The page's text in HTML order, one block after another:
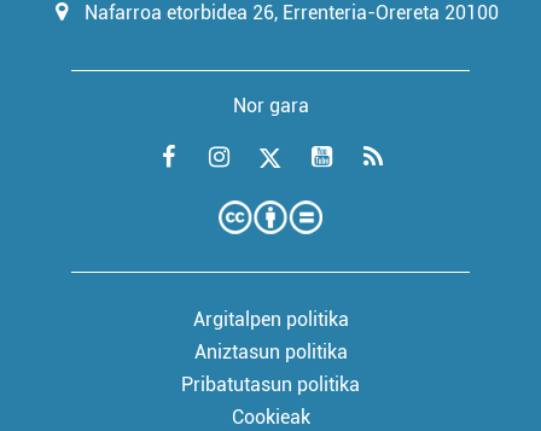
Nafarroa etorbidea 26, Errenteria-Orereta 20100
Nor gara
Argitalpen politika
Aniztasun politika
Pribatutasun politika
Cookieak